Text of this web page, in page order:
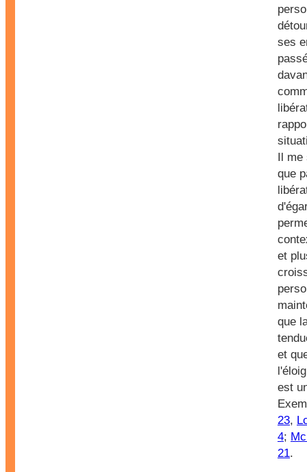
ses
Il me
que
et
que
et
est
23,
4;
21.